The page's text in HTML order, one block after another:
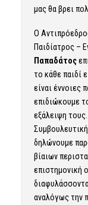
μας θα βρει
Ο
Παιδίατρος –
Παπαδάτος
το κάθε παιδί
είναι έννοιες
επιδιώκουμε
εξάλειψη
δηλώνουμε
βίαιων
επιστημονική
αναλόγως την